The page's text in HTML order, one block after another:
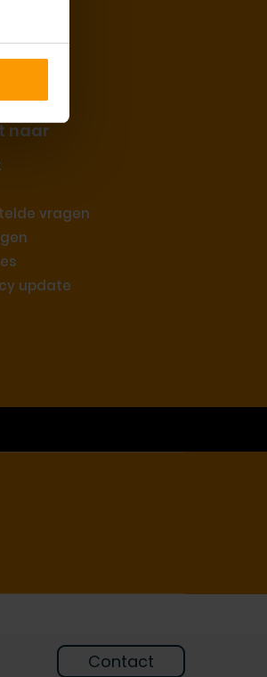
Contact
naar
vragen
update